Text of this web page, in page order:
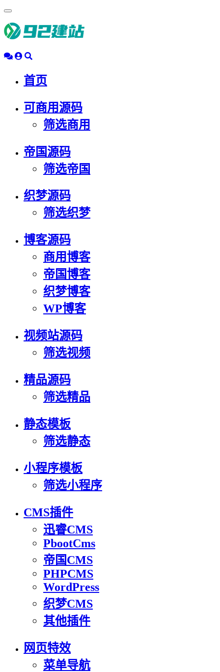
动
导
首页
可商用源码
筛选商用
帝国源码
筛选帝国
织梦源码
筛选织梦
博客源码
商用博客
帝国博客
织梦博客
WP博客
视频站源码
筛选视频
精品源码
筛选精品
静态模板
筛选静态
小程序模板
筛选小程序
CMS插件
迅睿CMS
PbootCms
帝国CMS
PHPCMS
WordPress
织梦CMS
其他插件
网页特效
菜单导航